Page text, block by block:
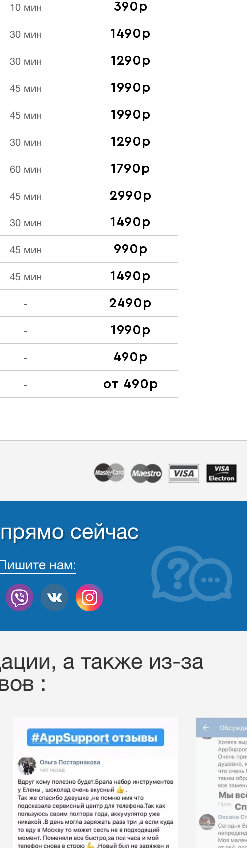
10 мин 390р
30 мин 1490р
30 мин 1290р
45 мин 1990р
45 мин 1990р
30 мин 1290р
60 мин 1790р
45 мин 2990р
30 мин 1490р
45 мин 990р
45 мин 1490р
- 2490р
- 1990р
- 490р
- от 490р
сейчас
нам:
a также из-за
: